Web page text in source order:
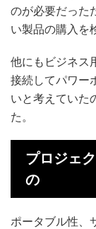
のが必要だった
い製品の購入を
他にもビジネス
接続してパワー
いと考えていた
た。
プロジェ
の
ポータブル性、